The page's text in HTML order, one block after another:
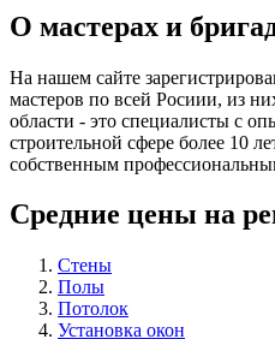
О мастерах и
На нашем сайте
мастеров по всей Росиии, из
области - это специалисты с
строительной сфере более 10
собственным
Средние цены на
Стены
Полы
Потолок
Установка окон